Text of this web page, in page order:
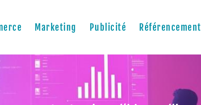
Marketing Publicité Référencement